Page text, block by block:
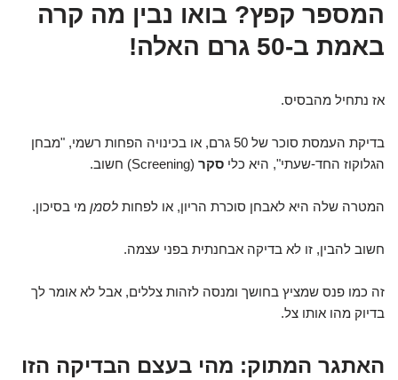
המספר קפץ? בואו נבין מה קרה
באמת ב-50 גרם האלה!
אז נתחיל מהבסיס.
בדיקת העמסת סוכר של 50 גרם, או בכינויה הפחות רשמי, "מבחן
הגלוקוז החד-שעתי", היא כלי סקר (Screening) חשוב.
המטרה שלה היא לאבחן סוכרת הריון, או לפחות לסמן מי בסיכון.
חשוב להבין, זו לא בדיקה אבחנתית בפני עצמה.
זה כמו פנס שמציץ בחושך ומנסה לזהות צללים, אבל לא אומר לך
בדיוק מהו אותו צל.
האתגר המתוק: מהי בעצם הבדיקה הזו